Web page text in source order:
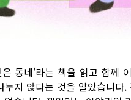
동네'라는 책을 읽고 함께
지 않다는 것을 알았습니다